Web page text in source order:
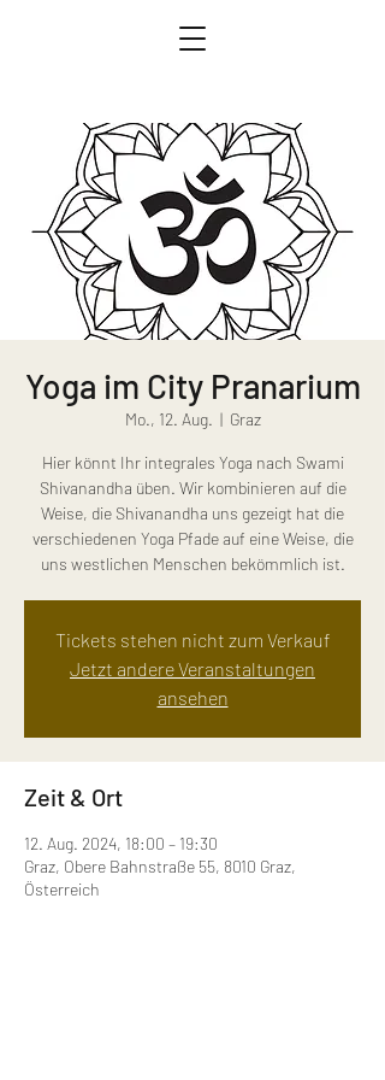
Yoga im City Pranarium
Mo., 12. Aug.
  |
Graz
Hier könnt Ihr integrales Yoga nach Swami
Shivanandha üben. Wir kombinieren auf die
Weise, die Shivanandha uns gezeigt hat die
verschiedenen Yoga Pfade auf eine Weise, die
uns westlichen Menschen bekömmlich ist.
Tickets stehen nicht zum Verkauf
Jetzt andere Veranstaltungen
ansehen
Zeit & Ort
12. Aug. 2024, 18:00 – 19:30
Graz, Obere Bahnstraße 55, 8010 Graz,
Österreich